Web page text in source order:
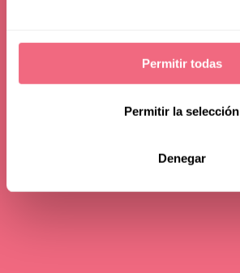
Permitir todas
Permitir la selección
Denegar